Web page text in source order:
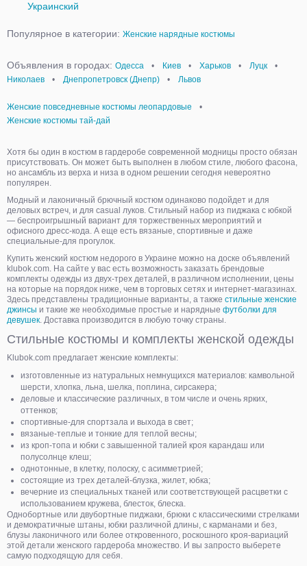
Украинский
Популярное в категории: Женские нарядные костюмы
Объявления в городах: Одесса • Киев • Харьков • Луцк
•
Николаев
• Днепропетровск (Днепр) • Львов
Женские повседневные костюмы леопардовые
•
Женские костюмы тай-дай
Хотя бы один в костюм в гардеробе современной модницы просто обязан
присутствовать. Он может быть выполнен в любом стиле, любого фасона,
но ансамбль из верха и низа в одном решении сегодня невероятно
популярен.
Модный и лаконичный брючный костюм одинаково подойдет и для
деловых встреч, и для casual луков. Стильный набор из пиджака с юбкой
— беспроигрышный вариант для торжественных мероприятий и
офисного дресс-кода. А еще есть вязаные, спортивные и даже
специальные-для прогулок.
Купить женский костюм недорого в Украине можно на доске объявлений
klubok.com. На сайте у вас есть возможность заказать брендовые
комплекты одежды из двух-трех деталей, в различном исполнении, цены
на которые на порядок ниже, чем в торговых сетях и интернет-магазинах.
Здесь представлены традиционные варианты, а также стильные женские
джинсы и такие же необходимые простые и нарядные футболки для
девушек. Доставка производится в любую точку страны.
Стильные костюмы и комплекты женской одежды
Klubok.com предлагает женские комплекты:
изготовленные из натуральных немнущихся материалов: камвольной
шерсти, хлопка, льна, шелка, поплина, сирсакера;
деловые и классические различных, в том числе и очень ярких,
оттенков;
спортивные-для спортзала и выхода в свет;
вязаные-теплые и тонкие для теплой весны;
из кроп-топа и юбки с завышенной талией кроя карандаш или
полусолнце клеш;
однотонные, в клетку, полоску, с асимметрией;
состоящие из трех деталей-блузка, жилет, юбка;
вечерние из специальных тканей или соответствующей расцветки с
использованием кружева, блесток, блеска.
Однобортные или двубортные пиджаки, брюки с классическими стрелками
и демократичные штаны, юбки различной длины, с карманами и без,
блузы лаконичного или более откровенного, роскошного кроя-вариаций
этой детали женского гардероба множество. И вы запросто выберете
самую подходящую для себя.